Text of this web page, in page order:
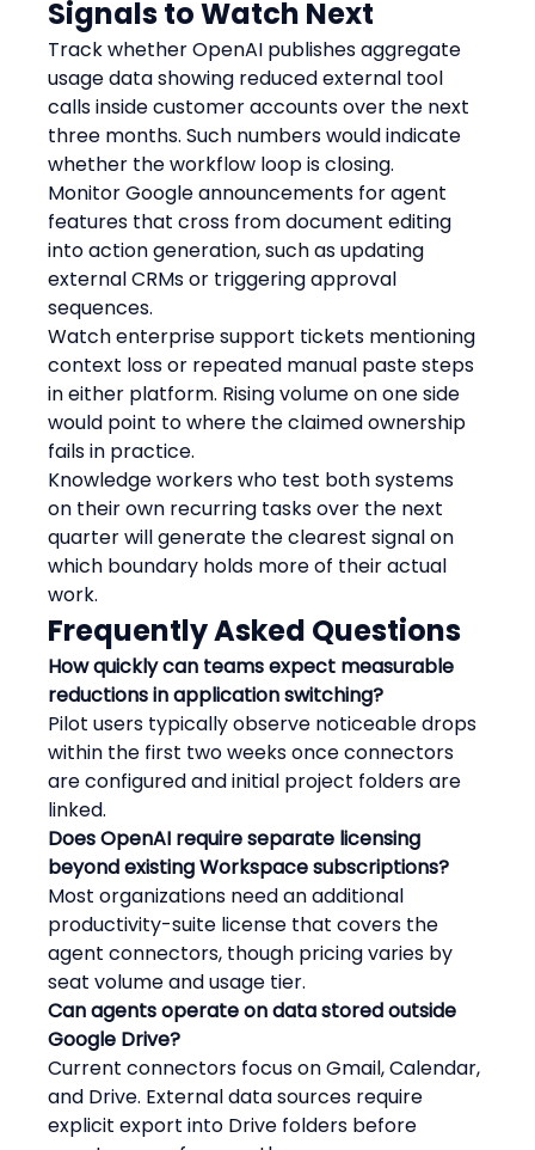
Signals to Watch Next
Track whether OpenAI publishes aggregate
usage data showing reduced external tool
calls inside customer accounts over the next
three months. Such numbers would indicate
whether the workflow loop is closing.
Monitor Google announcements for agent
features that cross from document editing
into action generation, such as updating
external CRMs or triggering approval
sequences.
Watch enterprise support tickets mentioning
context loss or repeated manual paste steps
in either platform. Rising volume on one side
would point to where the claimed ownership
fails in practice.
Knowledge workers who test both systems
on their own recurring tasks over the next
quarter will generate the clearest signal on
which boundary holds more of their actual
work.
Frequently Asked Questions
How quickly can teams expect measurable
reductions in application switching?
Pilot users typically observe noticeable drops
within the first two weeks once connectors
are configured and initial project folders are
linked.
Does OpenAI require separate licensing
beyond existing Workspace subscriptions?
Most organizations need an additional
productivity-suite license that covers the
agent connectors, though pricing varies by
seat volume and usage tier.
Can agents operate on data stored outside
Google Drive?
Current connectors focus on Gmail, Calendar,
and Drive. External data sources require
explicit export into Drive folders before